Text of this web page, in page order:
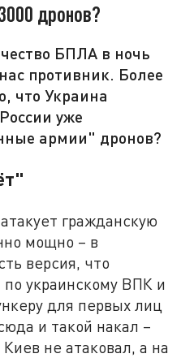
дронов?
БПЛА в ночь
противник. Более
что Украина
уже
армии" дронов?
гражданскую
мощно – в
версия, что
украинскому ВПК и
для первых лиц
и такой накал –
не атаковал, а на